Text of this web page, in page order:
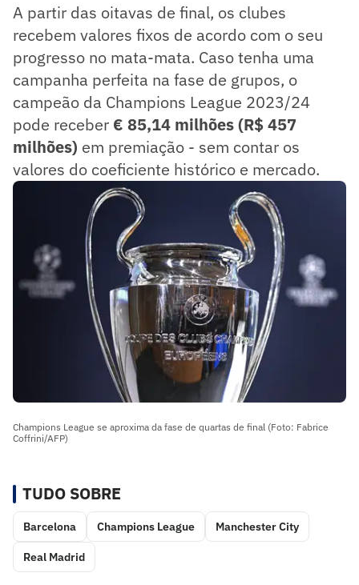
A partir das oitavas de final, os clubes
recebem valores fixos de acordo com o seu
progresso no mata-mata. Caso tenha uma
campanha perfeita na fase de grupos, o
campeão da Champions League 2023/24
pode receber € 85,14 milhões (R$ 457
milhões) em premiação - sem contar os
valores do coeficiente histórico e mercado.
Champions League se aproxima da fase de quartas de final (Foto: Fabrice
Coffrini/AFP)
TUDO SOBRE
Barcelona Champions League Manchester City
Real Madrid